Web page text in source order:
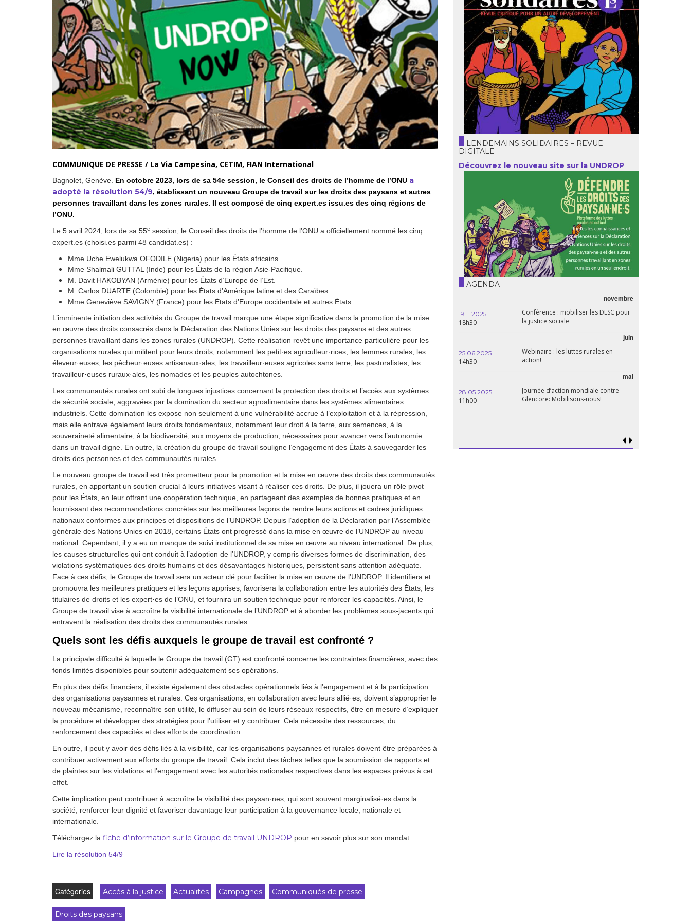
Droit au
développement
Par pays Argentine
Bolivie
Brésil
Chili
Colombie
Cuba
Espagne
Haïti
Madagascar
Nigeria
Palestine
Pérou
Turquie
Venezuela
Déclarations à l’ONU
Conférences
Archives à
disposition
Cahiers critiques
Diffusion librairies
COMMUNIQUE DE PRESSE / La Via Campesina, CETIM, FIAN International
Bagnolet, Genève. En octobre 2023, lors de sa 54e session, le Conseil des droits de l’homme de l’ONU a
adopté la résolution 54/9, établissant un nouveau Groupe de travail sur les droits des paysans et autres
personnes travaillant dans les zones rurales. Il est composé de cinq expert.es issu.es des cinq régions de
l’ONU.
Le 5 avril 2024, lors de sa 55e session, le Conseil des droits de l’homme de l’ONU a officiellement nommé les cinq
expert.es (choisi.es parmi 48 candidat.es) :
Mme Uche Ewelukwa OFODILE (Nigeria) pour les États africains.
Mme Shalmali GUTTAL (Inde) pour les États de la région Asie-Pacifique.
M. Davit HAKOBYAN (Arménie) pour les États d’Europe de l’Est.
M. Carlos DUARTE (Colombie) pour les États d’Amérique latine et des Caraïbes.
Mme Geneviève SAVIGNY (France) pour les États d’Europe occidentale et autres États.
L’imminente initiation des activités du Groupe de travail marque une étape significative dans la promotion de la mise
en œuvre des droits consacrés dans la Déclaration des Nations Unies sur les droits des paysans et des autres
personnes travaillant dans les zones rurales (UNDROP). Cette réalisation revêt une importance particulière pour les
organisations rurales qui militent pour leurs droits, notamment les petit·es agriculteur·rices, les femmes rurales, les
éleveur·euses, les pêcheur·euses artisanaux·ales, les travailleur·euses agricoles sans terre, les pastoralistes, les
travailleur·euses ruraux·ales, les nomades et les peuples autochtones.
Les communautés rurales ont subi de longues injustices concernant la protection des droits et l’accès aux systèmes
de sécurité sociale, aggravées par la domination du secteur agroalimentaire dans les systèmes alimentaires
industriels. Cette domination les expose non seulement à une vulnérabilité accrue à l’exploitation et à la répression,
mais elle entrave également leurs droits fondamentaux, notamment leur droit à la terre, aux semences, à la
souveraineté alimentaire, à la biodiversité, aux moyens de production, nécessaires pour avancer vers l’autonomie
dans un travail digne. En outre, la création du groupe de travail souligne l’engagement des États à sauvegarder les
droits des personnes et des communautés rurales.
Le nouveau groupe de travail est très prometteur pour la promotion et la mise en œuvre des droits des communautés
rurales, en apportant un soutien crucial à leurs initiatives visant à réaliser ces droits. De plus, il jouera un rôle pivot
pour les États, en leur offrant une coopération technique, en partageant des exemples de bonnes pratiques et en
fournissant des recommandations concrètes sur les meilleures façons de rendre leurs actions et cadres juridiques
nationaux conformes aux principes et dispositions de l’UNDROP. Depuis l’adoption de la Déclaration par l’Assemblée
générale des Nations Unies en 2018, certains États ont progressé dans la mise en œuvre de l’UNDROP au niveau
national. Cependant, il y a eu un manque de suivi institutionnel de sa mise en œuvre au niveau international. De plus,
les causes structurelles qui ont conduit à l’adoption de l’UNDROP, y compris diverses formes de discrimination, des
violations systématiques des droits humains et des désavantages historiques, persistent sans attention adéquate.
Face à ces défis, le Groupe de travail sera un acteur clé pour faciliter la mise en œuvre de l’UNDROP. Il identifiera et
promouvra les meilleures pratiques et les leçons apprises, favorisera la collaboration entre les autorités des États, les
titulaires de droits et les expert·es de l’ONU, et fournira un soutien technique pour renforcer les capacités. Ainsi, le
Groupe de travail vise à accroître la visibilité internationale de l’UNDROP et à aborder les problèmes sous-jacents qui
entravent la réalisation des droits des communautés rurales.
Quels sont les défis auxquels le groupe de travail est confronté ?
La principale difficulté à laquelle le Groupe de travail (GT) est confronté concerne les contraintes financières, avec des
fonds limités disponibles pour soutenir adéquatement ses opérations.
En plus des défis financiers, il existe également des obstacles opérationnels liés à l’engagement et à la participation
des organisations paysannes et rurales. Ces organisations, en collaboration avec leurs allié·es, doivent s’approprier le
nouveau mécanisme, reconnaître son utilité, le diffuser au sein de leurs réseaux respectifs, être en mesure d’expliquer
la procédure et développer des stratégies pour l’utiliser et y contribuer. Cela nécessite des ressources, du
renforcement des capacités et des efforts de coordination.
En outre, il peut y avoir des défis liés à la visibilité, car les organisations paysannes et rurales doivent être préparées à
contribuer activement aux efforts du groupe de travail. Cela inclut des tâches telles que la soumission de rapports et
de plaintes sur les violations et l’engagement avec les autorités nationales respectives dans les espaces prévus à cet
effet.
Cette implication peut contribuer à accroître la visibilité des paysan·nes, qui sont souvent marginalisé·es dans la
société, renforcer leur dignité et favoriser davantage leur participation à la gouvernance locale, nationale et
internationale.
Téléchargez la fiche d’information sur le Groupe de travail UNDROP pour en savoir plus sur son mandat.
Lire la résolution 54/9
Catégories Accès à la justice Actualités Campagnes Communiqués de presse
Droits des paysans
LENDEMAINS SOLIDAIRES – REVUE
DIGITALE
Découvrez le nouveau site sur la UNDROP
AGENDA
novembre
19.11.2025
18h30
Conférence : mobiliser les DESC pour
la justice sociale
juin
25.06.2025
14h30
Webinaire : les luttes rurales en
action!
mai
28.05.2025
11h00
Journée d’action mondiale contre
Glencore: Mobilisons-nous!